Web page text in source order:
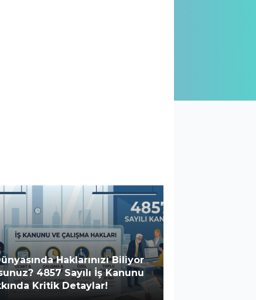
Haklarınızı Biliyor
4857 Sayılı İş Kanunu
Kritik Detaylar!